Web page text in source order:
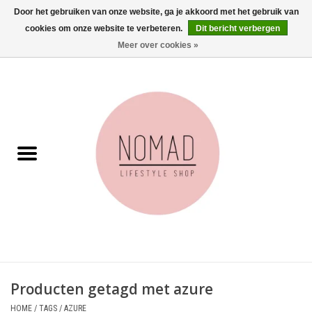
0 Artikelen - €0,00
Aan tafel
Producten getagd met azure
HOME / TAGS / AZURE
Door het gebruiken van onze website, ga je akkoord met het gebruik van
cookies om onze website te verbeteren.
Dit bericht verbergen
Meer over cookies »